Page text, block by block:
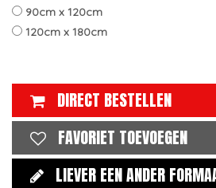
90cm x 120cm
120cm x 180cm
DIRECT BESTELLEN
FAVORIET TOEVOEGEN
LIEVER EEN ANDER